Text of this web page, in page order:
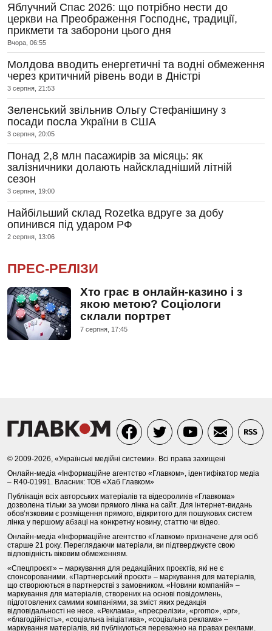
Яблучний Спас 2026: що потрібно нести до
церкви на Преображення Господнє, традиції,
прикмети та заборони цього дня
Вчора, 06:55
Молдова вводить енергетичні та водні обмеження
через критичний рівень води в Дністрі
3 серпня, 21:53
Зеленський звільнив Ольгу Стефанішину з
посади посла України в США
3 серпня, 20:05
Понад 2,8 млн пасажирів за місяць: як
залізничники долають найскладніший літній
сезон
3 серпня, 19:00
Найбільший склад Rozetka вдруге за добу
опинився під ударом РФ
2 серпня, 13:06
ПРЕС-РЕЛІЗИ
Хто грає в онлайн-казино і з
якою метою? Соціологи
склали портрет
7 серпня, 17:45
© 2009-2026, «Українські медійні системи». Всі права захищені
Онлайн-медіа «Інформаційне агентство «Главком», ідентифікатор медіа
– R40-01991. Власник: ТОВ «Хаб Главком»
Публікація всіх авторських матеріалів та відеороликів «Главкома»
дозволена тільки за умови прямого лінка на сайт. Для інтернет-видань
обов’язковим є розміщення прямого, відкритого для пошукових систем
лінка у першому абзаці на конкретну новину, статтю чи відео.
Онлайн-медіа «Інформаційне агентство «Главком» призначене для осіб
старше 21 року. Переглядаючи матеріали, ви підтверджуєте свою
відповідність віковим обмеженням.
«Спецпроєкт» – маркування для редакційних проєктів, які не є
спонсорованими. «Партнерський проєкт» – маркування для матеріалів,
що створюються в партнерстві з замовником. «Новини компаній» –
маркування для матеріалів, створених на основі повідомлень,
підготовлених самими компаніями, за зміст яких редакція
відповідальності не несе. «Реклама», «пресрелізи», «promo», «pr»,
«благодійність», «соціальна ініціатива», «соціальна реклама» –
маркування матеріалів, які публікуються переважно на правах реклами.